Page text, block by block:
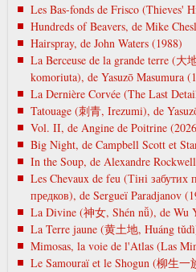
Les Bas-fonds de Frisco (Thieves'
Hundreds of Beavers, de Mike
Hairspray, de John Waters (1988)
La Berceuse de la grande terre (
komoriuta), de Yasuzō Masumura
La Dernière Corvée (The Last
Tatouage (刺青, Irezumi), de
Vol. II, de Angine de Poitrine
Big Night, de Campbell Scott et
In the Soup, de Alexandre
Les Chevaux de feu (Тіні забутих
предков), de Sergueï Paradjanov
La Divine (神女, Shén nǚ), de Wu
La Terre jaune (黄土地, Huáng
Mimosas, la voie de l'Atlas (Las
Le Samouraï et le Shogun (柳生